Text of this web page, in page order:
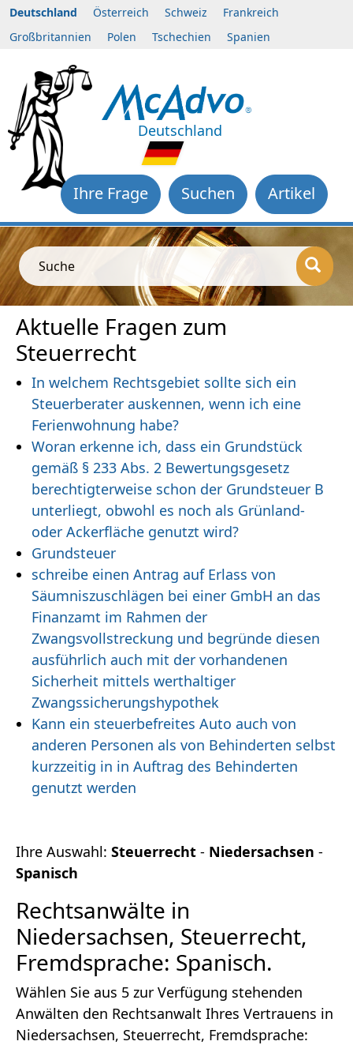
Deutschland Österreich Schweiz
Frankreich
Großbritannien
Polen Tschechien Spanien
Deutschland
Artikel
Suchen
Ihre Frage
Suche
Aktuelle Fragen zum
Steuerrecht
In welchem Rechtsgebiet sollte sich ein
Steuerberater auskennen, wenn ich eine
Ferienwohnung habe?
Woran erkenne ich, dass ein Grundstück
gemäß § 233 Abs. 2 Bewertungsgesetz
berechtigterweise schon der Grundsteuer B
unterliegt, obwohl es noch als Grünland-
oder Ackerfläche genutzt wird?
Grundsteuer
schreibe einen Antrag auf Erlass von
Säumniszuschlägen bei einer GmbH an das
Finanzamt im Rahmen der
Zwangsvollstreckung und begründe diesen
ausführlich auch mit der vorhandenen
Sicherheit mittels werthaltiger
Zwangssicherungshypothek
Kann ein steuerbefreites Auto auch von
anderen Personen als von Behinderten selbst
kurzzeitig in in Auftrag des Behinderten
genutzt werden
Ihre Auswahl: Steuerrecht - Niedersachsen -
Spanisch
Rechtsanwälte in
Niedersachsen, Steuerrecht,
Fremdsprache: Spanisch.
Wählen Sie aus 5 zur Verfügung stehenden
Anwälten den Rechtsanwalt Ihres Vertrauens in
Niedersachsen, Steuerrecht, Fremdsprache: